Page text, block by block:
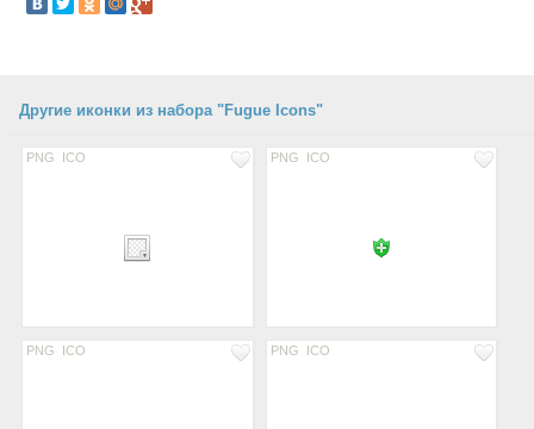
Другие иконки из набора "Fugue Icons"
PNG ICO PNG ICO
PNG ICO PNG ICO